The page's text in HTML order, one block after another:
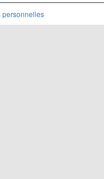
personnelles